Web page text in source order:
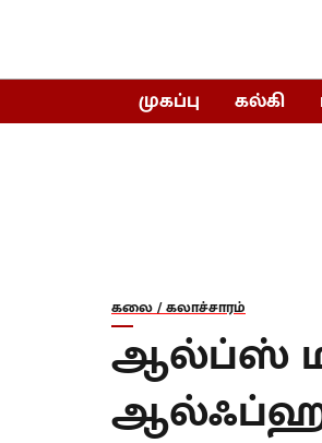
முகப்பு கல்கி
கலை / கலாச்சாரம்
ஆல்ப்ஸ்